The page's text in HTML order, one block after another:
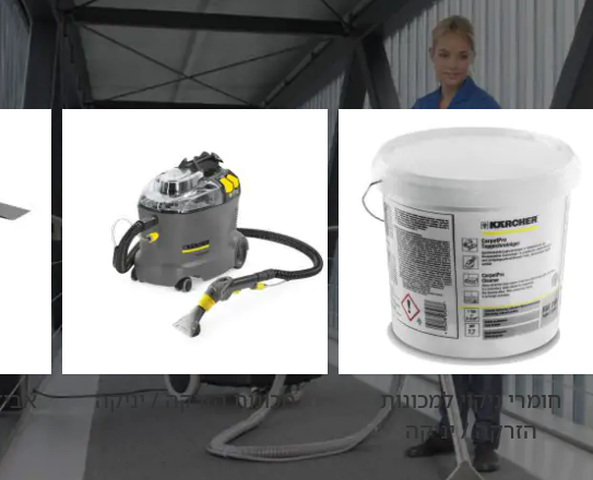
הזרקה/יניקה
מכונות הזרקה\יניקה, אביזרים למכונות הזרקה/יניקה
עמוד הבית מכונות לניקיון ריפודים ושטיחים
חומרי ניקוי למכונות
הזרקה / יניקה
מכונות הזרקה / יניקה